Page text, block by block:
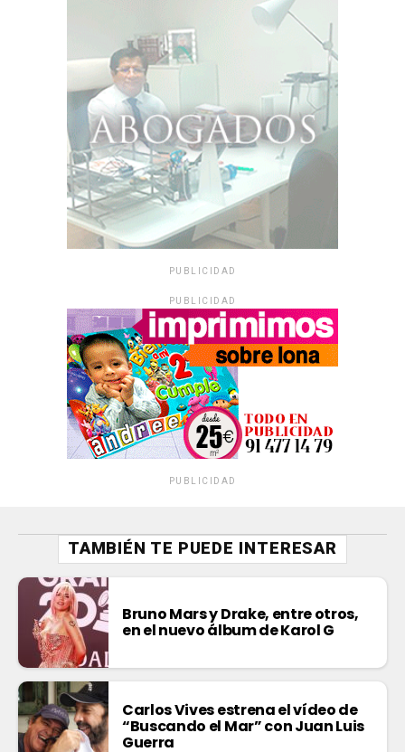
PUBLICIDAD
PUBLICIDAD
PUBLICIDAD
TAMBIÉN TE PUEDE INTERESAR
Bruno Mars y Drake, entre otros,
en el nuevo álbum de Karol G
Carlos Vives estrena el vídeo de
“Buscando el Mar” con Juan Luis
Guerra